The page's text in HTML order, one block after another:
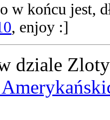
w końcu jest,
, enjoy :]
dziale